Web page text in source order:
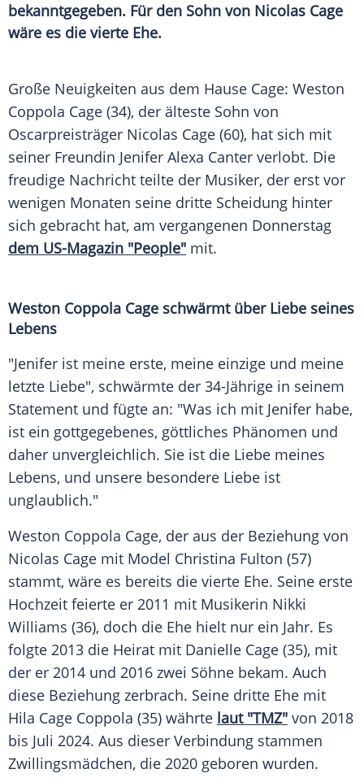
bekanntgegeben. Für den Sohn von Nicolas Cage
wäre es die vierte Ehe.
Große Neuigkeiten aus dem Hause Cage: Weston
Coppola Cage (34), der älteste Sohn von
Oscarpreisträger Nicolas Cage (60), hat sich mit
seiner Freundin Jenifer Alexa Canter verlobt. Die
freudige Nachricht teilte der Musiker, der erst vor
wenigen Monaten seine dritte Scheidung hinter
sich gebracht hat, am vergangenen Donnerstag
dem US-Magazin "People" mit.
Weston Coppola Cage schwärmt über Liebe seines
Lebens
"Jenifer ist meine erste, meine einzige und meine
letzte Liebe", schwärmte der 34-Jährige in seinem
Statement und fügte an: "Was ich mit Jenifer habe,
ist ein gottgegebenes, göttliches Phänomen und
daher unvergleichlich. Sie ist die Liebe meines
Lebens, und unsere besondere Liebe ist
unglaublich."
Weston Coppola Cage, der aus der Beziehung von
Nicolas Cage mit Model Christina Fulton (57)
stammt, wäre es bereits die vierte Ehe. Seine erste
Hochzeit feierte er 2011 mit Musikerin Nikki
Williams (36), doch die Ehe hielt nur ein Jahr. Es
folgte 2013 die Heirat mit Danielle Cage (35), mit
der er 2014 und 2016 zwei Söhne bekam. Auch
diese Beziehung zerbrach. Seine dritte Ehe mit
Hila Cage Coppola (35) währte laut "TMZ" von 2018
bis Juli 2024. Aus dieser Verbindung stammen
Zwillingsmädchen, die 2020 geboren wurden.